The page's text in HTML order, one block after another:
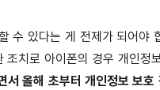
수 있다는 게 전제가 되어야
치로 아이폰의 경우 개인정
서 올해 초부터 개인정보 보호